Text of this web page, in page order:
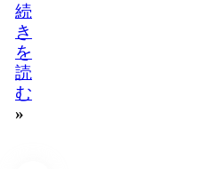
続
き
を
読
む
»